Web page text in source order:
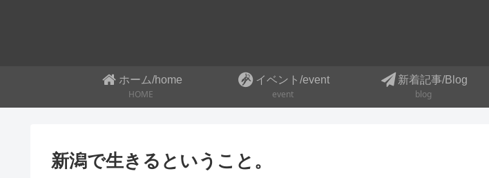
ホーム/home
HOME
イベント/event
event
新着記事/Blog
blog
新潟で生きるということ。